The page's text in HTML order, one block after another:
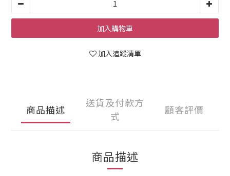
加入購物車
加入追蹤清單
商品描述
送貨及付款方
式
顧客評價
商品描述